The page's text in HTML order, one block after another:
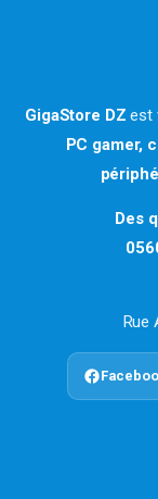
GigaStore DZ est
PC gamer,
Des
Rue